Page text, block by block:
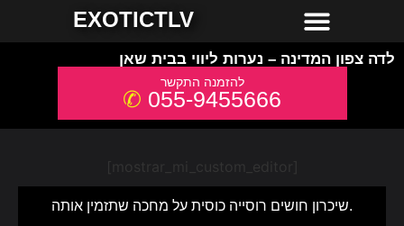
EXOTICTLV
לדה צפון המדינה – נערות ליווי בבית שאן
055-9455666
[mostrar_mi_custom_editor]
שיכרון חושים רוסייה כוסית על מחכה שתזמין אותה.